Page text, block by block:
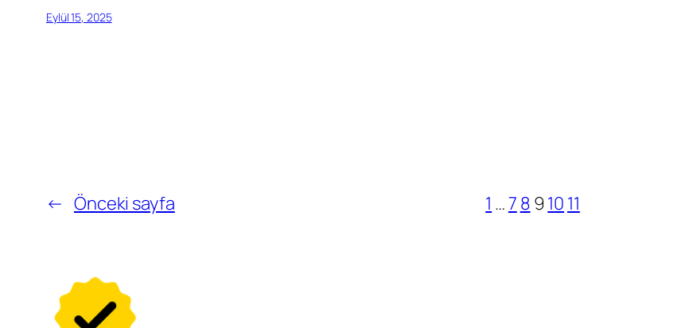
Eylül 15, 2025
← Önceki sayfa 1 …7 8 910 11